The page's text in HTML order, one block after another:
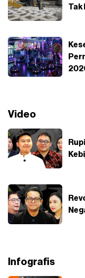
Tak
Video
Infografis